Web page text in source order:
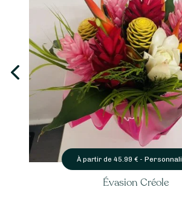
À partir de45.99€ - Personnaliser
Évasion Créole